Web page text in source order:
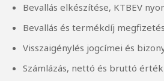
Bevallás elkészítése, KTBEV
Bevallás és termékdíj
Visszaigénylés jogcímei és
Számlázás, nettó és bruttó